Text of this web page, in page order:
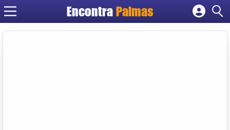
Encontra Palmas
Cadastrar empresa